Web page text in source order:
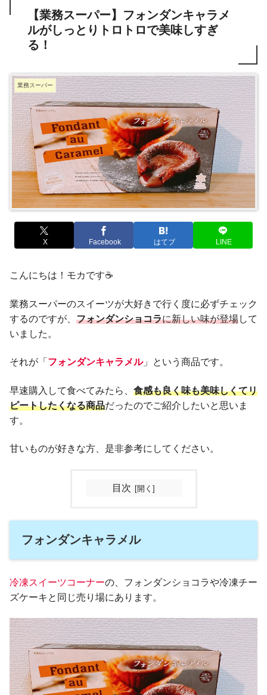
【業務スーパー】フォンダンキャラメ
ルがしっとりトロトロで美味しすぎ
る！
業務スーパー
X Facebook はてブ LINE
こんにちは！モカです☕️
業務スーパーのスイーツが大好きで行く度に必ずチェック
するのですが、 フォンダンショコラに新しい味が登場して
いました。
それが「 フォンダンキャラメル」という商品です。
早速購入して食べてみたら、 食感も良く味も美味しくてリ
ピートしたくなる商品だったのでご紹介したいと思いま
す。
甘いものが好きな方、是非参考にしてください。
目次
フォンダンキャラメル
冷凍スイーツコーナーの、フォンダンショコラや冷凍チー
ズケーキと同じ売り場にあります。